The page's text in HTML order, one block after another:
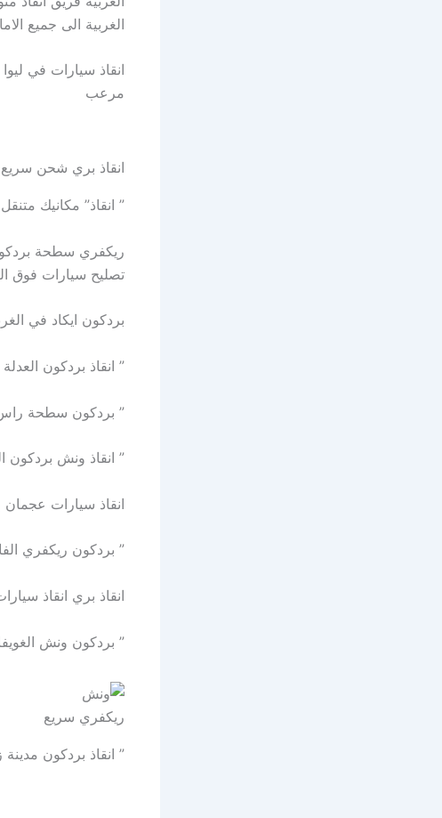
الغربية الى جميع
انقاذ سيارات في
مرعب
انقاذ بري شحن سريع
” انقاذ” مكانيك متنقل تل مرعب ليو 24/7 –
ريكفري سطحة
تصليح سيارات فوق
بردكون ايكاد في الغربية 24/7 – انقاذ ” سطحة
” انقاذ بردكون العدلة في ابوظبي 24/7 – انقاذ
” بردكون سطحة راس الخور 24/7 – 00971561101863
” انقاذ ونش بردكون الزبير
انقاذ سيارات عجمان
” بردكون ريكفري الفاية ابوظبي 24/7
انقاذ بري انقاذ
” بردكون ونش الغويفات الى دبي 24/
ريكفري سريع
” انقاذ بردكون مدينة زايد 24/7 – 00971562386366 ”